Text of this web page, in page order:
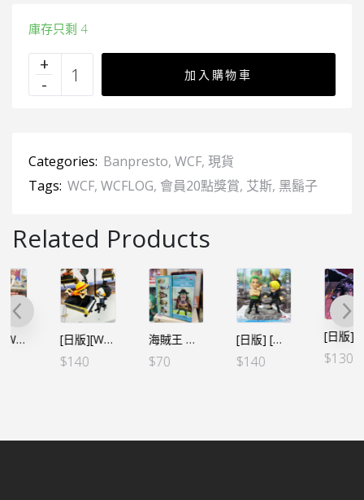
庫存只剩 4
加入購物車
Categories: Banpresto, WCF, 現貨
Tags: WCF, WCFLOG, 會員20點獎賞, 艾斯, 黑鬍子
Related Products
[日版][WCF LOG STORIES] 海賊王 VOL.22 路飛布魯克 我_還活著真是太好了! 海賊王 WCF -最惡世代VOL.2-黑鬍子 [日版] [WCF LOG STORIES] 海賊王 VOL.21 卓洛山治 什麼事都沒發生過 [日版]海賊王 生活系列 VOL.8 黑鬍子 狄切 闇穴道!!! 錢箱